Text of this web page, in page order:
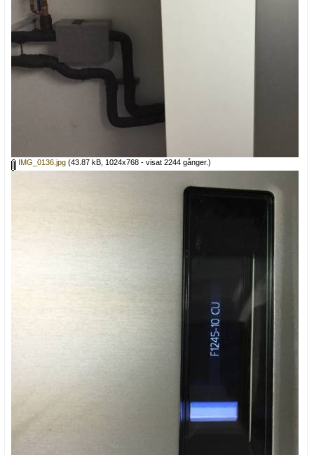
IMG_0136.jpg (43.87 kB, 1024x768 - visat 2244 gånger.)